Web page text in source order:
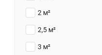
2 м²
2,5 м²
3 м²